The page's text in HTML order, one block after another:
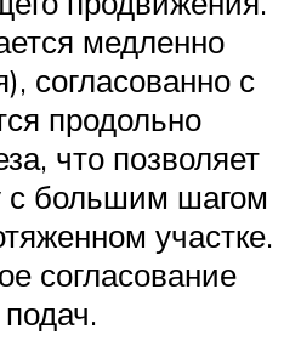
медленно
согласованно с
продольно
что позволяет
с большим шагом
участке.
согласование